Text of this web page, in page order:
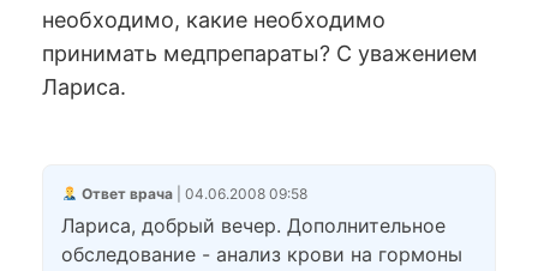
необходимо, какие необходимо
принимать медпрепараты? С уважением
Лариса.
Ответ врача| 04.06.2008 09:58
Лариса, добрый вечер. Дополнительное
обследование - анализ крови на гормоны